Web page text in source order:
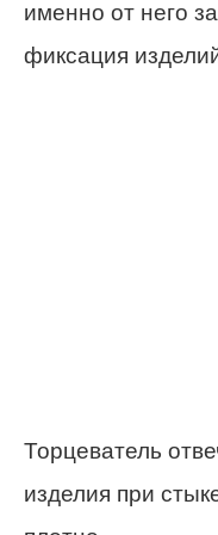
именно от него
фиксация
Торцеватель
изделия при